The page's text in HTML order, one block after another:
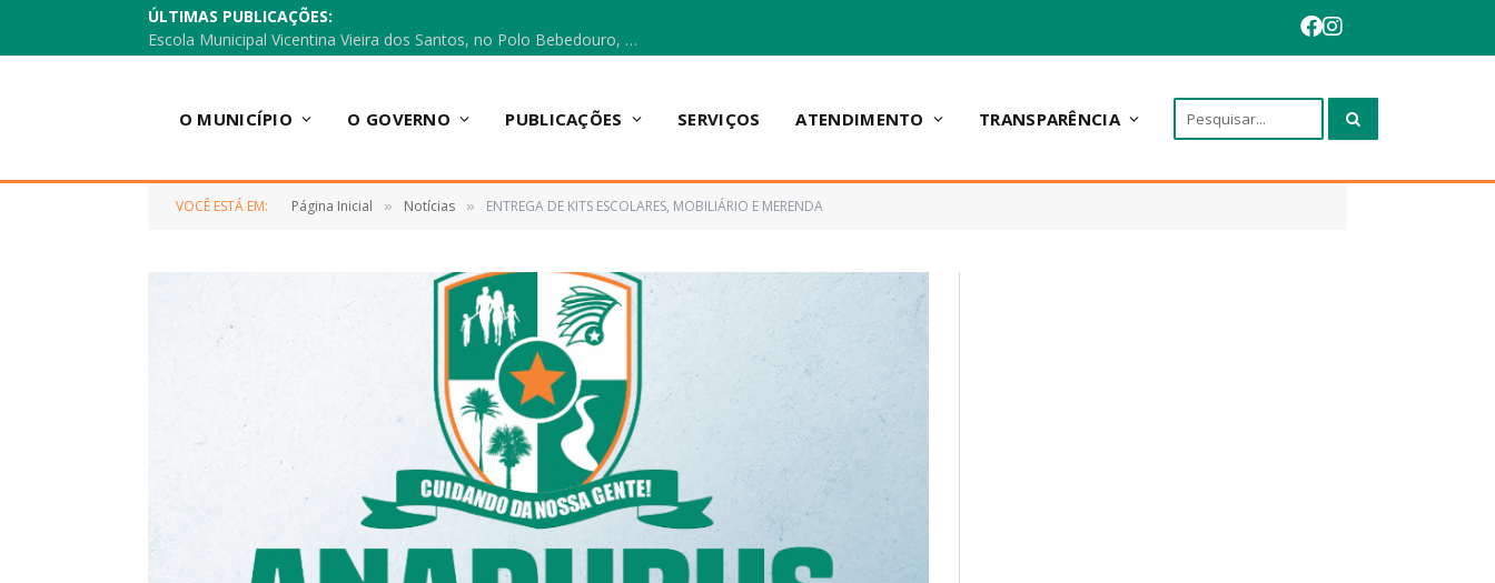
ÚLTIMAS PUBLICAÇÕES:
Escola Municipal Vicentina Vieira dos Santos, no Polo Bebedouro, recebeu materiais para a implantação do Cantinho da Leitura e da Sala Multidisciplinar.
O MUNICÍPIO O GOVERNO PUBLICAÇÕES SERVIÇOS ATENDIMENTO TRANSPARÊNCIA
VOCÊ ESTÁ EM: Página Inicial » Notícias » ENTREGA DE KITS ESCOLARES, MOBILIÁRIO E MERENDA